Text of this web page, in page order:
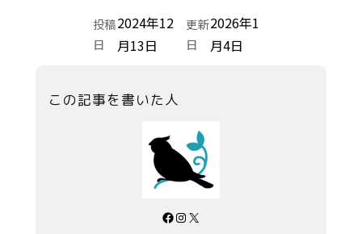
投稿
日
2024年12
月13日
更新
日
2026年1
月4日
この記事を書いた人
Facebook InstagramX